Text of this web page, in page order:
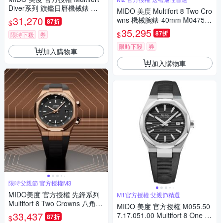
Diver系列 旗鑑日曆機械錶 寵
爸時刻 送禮推薦-黑x銀/42mm
M0059301106000
$31,270 87折
限時下殺 券
加入購物車
限時父親節 官方授權M3
MIDO美度 官方授權 先鋒系列
Multifort 8 Two Crowns 八角錶
圈 幾何機械腕錶 父親節 禮物
$33,437 87折
MIDO 美度 Multifort 8 Two Cro
wns 機械腕錶-40mm M047507
3705100
$35,295 87折
限時下殺 券
加入購物車
M1官方授權 父親節精選
MIDO 美度 官方授權 M055.50
7.17.051.00 Multifort 8 One Cr